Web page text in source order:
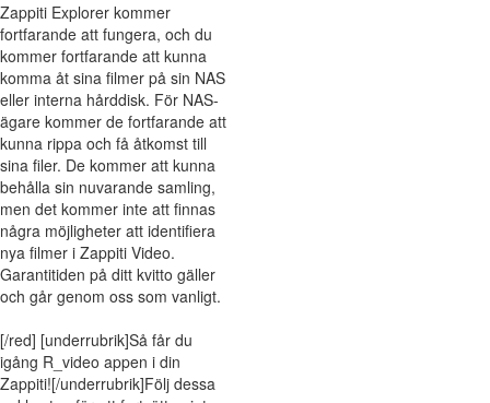
Zappiti Explorer kommer
fortfarande att fungera, och du
kommer fortfarande att kunna
komma åt sina filmer på sin NAS
eller interna hårddisk. För NAS-
ägare kommer de fortfarande att
kunna rippa och få åtkomst till
sina filer. De kommer att kunna
behålla sin nuvarande samling,
men det kommer inte att finnas
några möjligheter att identifiera
nya filmer i Zappiti Video.
Garantitiden på ditt kvitto gäller
och går genom oss som vanligt.
[/red] [underrubrik]Så får du
igång R_video appen i din
Zappiti![/underrubrik]Följ dessa